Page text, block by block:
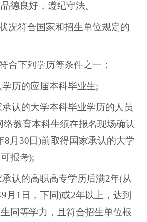
德良好，遵纪守法。
符合国家和招生单位规定的
下列学历等条件之一：
历的应届本科毕业生;
的大学本科毕业学历的人员
络教育本科生须在报名现场确认
8月30日)前取得国家承认的大学
报考);
的高职高专学历后满2年(从
月1日，下同)或2年以上，达到
同等学力，且符合招生单位根